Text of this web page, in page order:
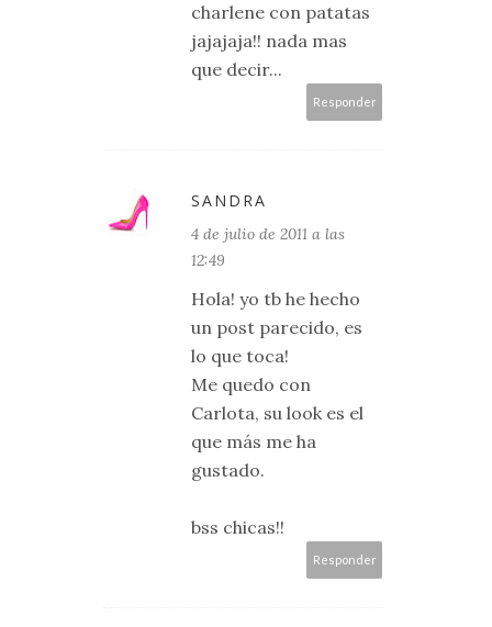
charlene con patatas
jajajaja!! nada mas
que decir...
Responder
SANDRA
4 de julio de 2011 a las
12:49
Hola! yo tb he hecho
un post parecido, es
lo que toca!
Me quedo con
Carlota, su look es el
que más me ha
gustado.
bss chicas!!
Responder